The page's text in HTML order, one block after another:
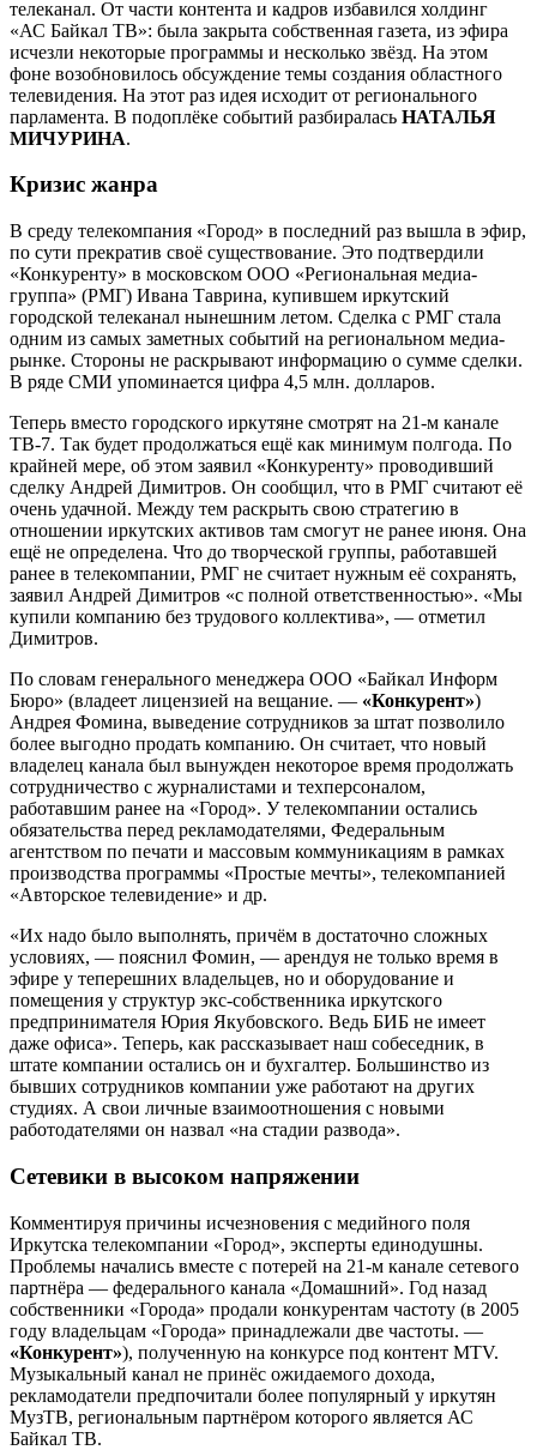
телеканал. От части контента и кадров избавился холдинг
«АС Байкал ТВ»: была закрыта собственная газета, из эфира
исчезли некоторые программы и несколько звёзд. На этом
фоне возобновилось обсуждение темы создания областного
телевидения. На этот раз идея исходит от регионального
парламента. В подоплёке событий разбиралась НАТАЛЬЯ
МИЧУРИНА.
Кризис жанра
В среду телекомпания «Город» в последний раз вышла в эфир,
по сути прекратив своё существование. Это подтвердили
«Конкуренту» в московском ООО «Региональная медиа-
группа» (РМГ) Ивана Таврина, купившем иркутский
городской телеканал нынешним летом. Сделка с РМГ стала
одним из самых заметных событий на региональном медиа-
рынке. Стороны не раскрывают информацию о сумме сделки.
В ряде СМИ упоминается цифра 4,5 млн. долларов.
Теперь вместо городского иркутяне смотрят на 21-м канале
ТВ-7. Так будет продолжаться ещё как минимум полгода. По
крайней мере, об этом заявил «Конкуренту» проводивший
сделку Андрей Димитров. Он сообщил, что в РМГ считают её
очень удачной. Между тем раскрыть свою стратегию в
отношении иркутских активов там смогут не ранее июня. Она
ещё не определена. Что до творческой группы, работавшей
ранее в телекомпании, РМГ не считает нужным её сохранять,
заявил Андрей Димитров «с полной ответственностью». «Мы
купили компанию без трудового коллектива», — отметил
Димитров.
По словам генерального менеджера ООО «Байкал Информ
Бюро» (владеет лицензией на вещание. — «Конкурент»)
Андрея Фомина, выведение сотрудников за штат позволило
более выгодно продать компанию. Он считает, что новый
владелец канала был вынужден некоторое время продолжать
сотрудничество с журналистами и техперсоналом,
работавшим ранее на «Город». У телекомпании остались
обязательства перед рекламодателями, Федеральным
агентством по печати и массовым коммуникациям в рамках
производства программы «Простые мечты», телекомпанией
«Авторское телевидение» и др.
«Их надо было выполнять, причём в достаточно сложных
условиях, — пояснил Фомин, — арендуя не только время в
эфире у теперешних владельцев, но и оборудование и
помещения у структур экс-собственника иркутского
предпринимателя Юрия Якубовского. Ведь БИБ не имеет
даже офиса». Теперь, как рассказывает наш собеседник, в
штате компании остались он и бухгалтер. Большинство из
бывших сотрудников компании уже работают на других
студиях. А свои личные взаимоотношения с новыми
работодателями он назвал «на стадии развода».
Сетевики в высоком напряжении
Комментируя причины исчезновения с медийного поля
Иркутска телекомпании «Город», эксперты единодушны.
Проблемы начались вместе с потерей на 21-м канале сетевого
партнёра — федерального канала «Домашний». Год назад
собственники «Города» продали конкурентам частоту (в 2005
году владельцам «Города» принадлежали две частоты. —
«Конкурент»), полученную на конкурсе под контент МТV.
Музыкальный канал не принёс ожидаемого дохода,
рекламодатели предпочитали более популярный у иркутян
МузТВ, региональным партнёром которого является АС
Байкал ТВ.